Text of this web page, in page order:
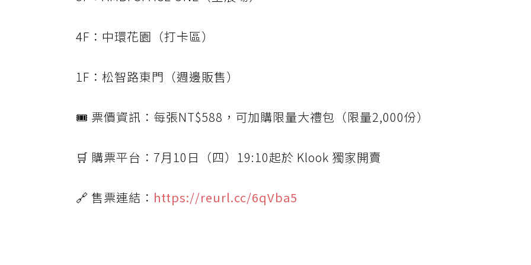
4F：中環花園（打卡區）
1F：松智路東門（週邊販售）
🎟️ 票價資訊：每張NT$588，可加購限量大禮包（限量2,000份）
🛒 購票平台：7月10日（四）19:10起於 Klook 獨家開賣
🔗 售票連結： https://reurl.cc/6qVba5